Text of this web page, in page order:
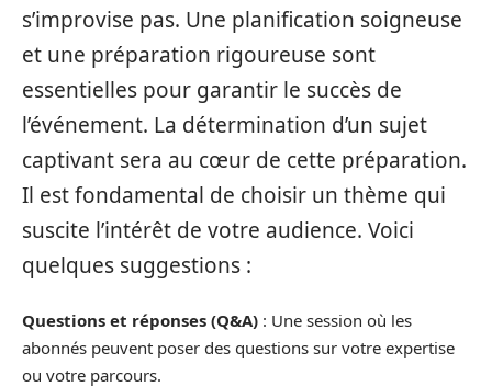
s’improvise pas. Une planification soigneuse
et une préparation rigoureuse sont
essentielles pour garantir le succès de
l’événement. La détermination d’un sujet
captivant sera au cœur de cette préparation.
Il est fondamental de choisir un thème qui
suscite l’intérêt de votre audience. Voici
quelques suggestions :
Questions et réponses (Q&A) : Une session où les
abonnés peuvent poser des questions sur votre expertise
ou votre parcours.